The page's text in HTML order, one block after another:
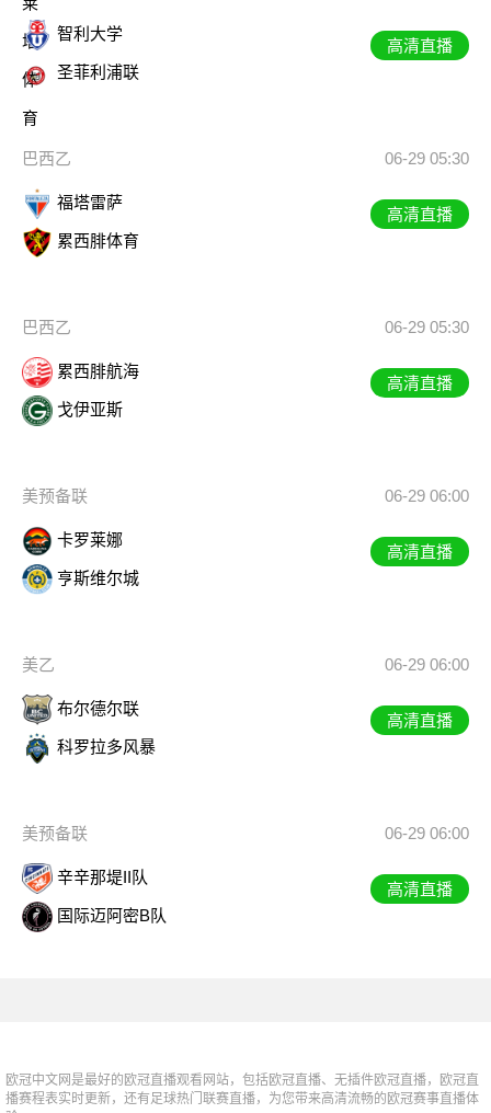
智利大学
圣菲利浦联
高清直播
巴西乙 06-29 05:30
福塔雷萨
累西腓体育
高清直播
巴西乙 06-29 05:30
累西腓航海
戈伊亚斯
高清直播
美预备联 06-29 06:00
卡罗莱娜
亨斯维尔城
高清直播
美乙 06-29 06:00
布尔德尔联
科罗拉多风暴
高清直播
美预备联 06-29 06:00
辛辛那堤II队
国际迈阿密B队
高清直播
欧冠中文网是最好的欧冠直播观看网站，包括欧冠直播、无插件欧冠直播，欧冠直
播赛程表实时更新，还有足球热门联赛直播，为您带来高清流畅的欧冠赛事直播体